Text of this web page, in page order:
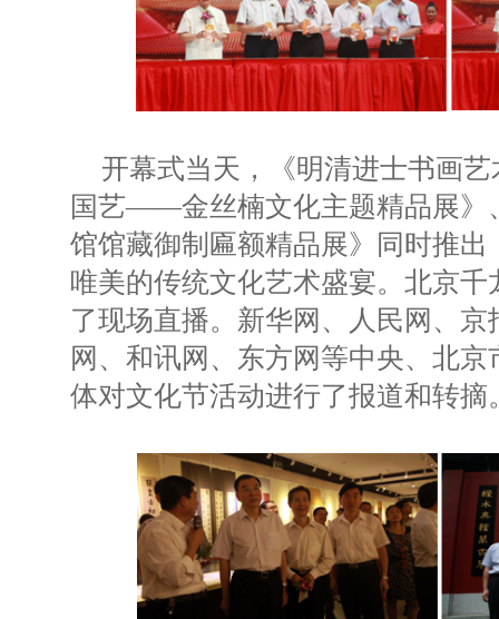
开幕式当天，《明清进士书画
国艺——金丝楠文化主题精品展》
馆馆藏御制匾额精品展》同时推
唯美的传统文化艺术盛宴。北京
了现场直播。新华网、人民网、
网、和讯网、东方网等中央、北
体对文化节活动进行了报道和转摘